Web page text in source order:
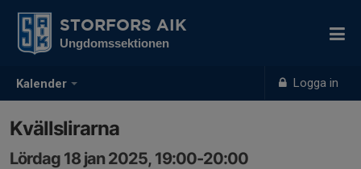
Kalender Logga in
STORFORS AIK
Ungdomssektionen
Kvällslirarna
Lördag 18 jan 2025, 19:00-20:00